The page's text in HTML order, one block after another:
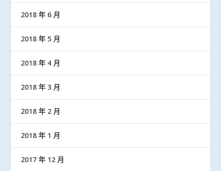
2018 年 6 月
2018 年 5 月
2018 年 4 月
2018 年 3 月
2018 年 2 月
2018 年 1 月
2017 年 12 月